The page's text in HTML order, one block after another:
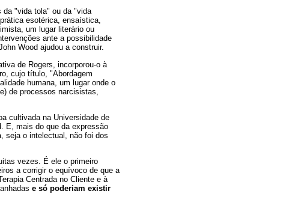
da "vida tola" ou da "vida
esotérica, ensaística,
um lugar literário ou
ante a possibilidade
Wood ajudou a construir.
de Rogers, incorporou-o à
cujo título, "Abordagem
humana, um lugar onde o
de processos narcisistas,
cultivada na Universidade de
E, mais do que da expressão
seja o intelectual, não foi dos
vezes. É ele o primeiro
a corrigir o equívoco de que a
Centrada no Cliente e à
e só poderiam existir